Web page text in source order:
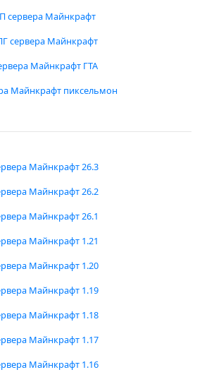
сервера Майнкрафт
сервера Майнкрафт
Майнкрафт ГТА
Майнкрафт пиксельмон
Майнкрафт 26.3
Майнкрафт 26.2
Майнкрафт 26.1
Майнкрафт 1.21
Майнкрафт 1.20
Майнкрафт 1.19
Майнкрафт 1.18
Майнкрафт 1.17
Майнкрафт 1.16